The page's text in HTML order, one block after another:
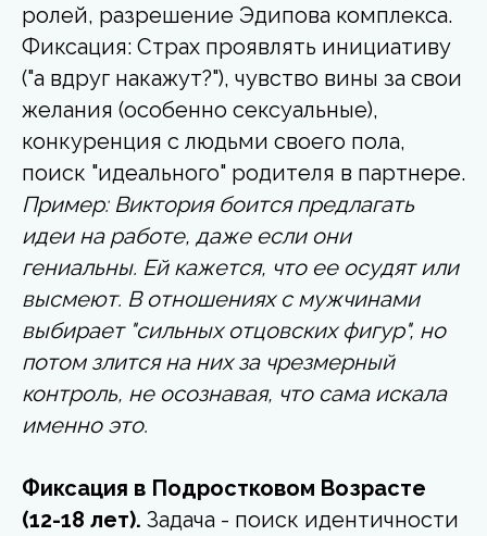
ролей, разрешение Эдипова комплекса.
Фиксация: Страх проявлять инициативу
("а вдруг накажут?"), чувство вины за свои
желания (особенно сексуальные),
конкуренция с людьми своего пола,
поиск "идеального" родителя в партнере.
Пример: Виктория боится предлагать
идеи на работе, даже если они
гениальны. Ей кажется, что ее осудят или
высмеют. В отношениях с мужчинами
выбирает "сильных отцовских фигур", но
потом злится на них за чрезмерный
контроль, не осознавая, что сама искала
именно это.
Фиксация в Подростковом Возрасте
(12-18 лет). Задача - поиск идентичности